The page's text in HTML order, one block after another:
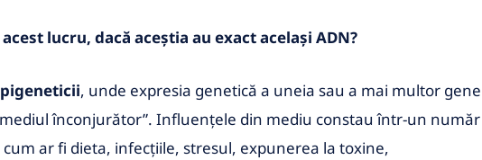
lucru, dacă aceștia au exact același ADN?
, unde expresia genetică a uneia sau a mai multor gene
înconjurător”. Influențele din mediu constau într-un număr
ar fi dieta, infecțiile, stresul, expunerea la toxine,